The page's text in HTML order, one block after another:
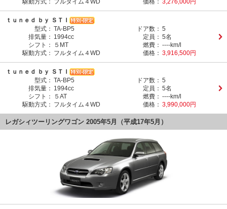
駆動方式： フルタイム４WD 価格： 3,276,000円
ｔｕｎｅｄ ｂｙ ＳＴＩ
型式： TA-BP5 ドア数： 5
排気量： 1994cc 定員： 5名
シフト：
５MT 燃費： ----km/l
駆動方式： フルタイム４WD 価格： 3,916,500円
ｔｕｎｅｄ ｂｙ ＳＴＩ
型式： TA-BP5 ドア数： 5
排気量： 1994cc 定員： 5名
シフト：
５AT 燃費： ----km/l
駆動方式： フルタイム４WD 価格： 3,990,000円
レガシィツーリングワゴン 2005年5月（平成17年5月）